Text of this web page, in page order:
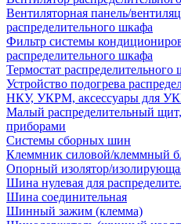
Вентиляторная панель/
распределительного шкафа
Фильтр системы
распределительного шкафа
Термостат распределительного
Устройство подогрева
НКУ, УКРМ, аксессуары для
Малый распределительный
приборами
Системы сборных шин
Клеммник силовой/клеммный
Опорный изолятор/
Шина нулевая для
Шина соединительная
Шинный зажим (клемма)